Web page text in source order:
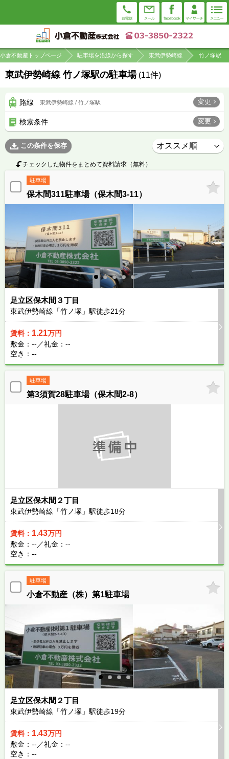
小倉不動産トップページ 駐車場を沿線から探す 東武伊勢崎線 竹ノ塚駅
東武伊勢崎線 竹ノ塚駅の駐車場 (11件)
路線 東武伊勢崎線 / 竹ノ塚駅 変更
検索条件 変更
この条件を保存
チェックした物件をまとめて資料請求（無料）
駐車場
保木間311駐車場（保木間3-11）
足立区保木間３丁目
東武伊勢崎線「竹ノ塚」駅徒歩21分
賃料： 1.21万円
敷金：--／礼金：--
空き：--
駐車場
第3須賀28駐車場（保木間2-8）
足立区保木間２丁目
東武伊勢崎線「竹ノ塚」駅徒歩18分
賃料： 1.43万円
敷金：--／礼金：--
空き：--
駐車場
小倉不動産（株）第1駐車場
足立区保木間２丁目
東武伊勢崎線「竹ノ塚」駅徒歩19分
賃料： 1.43万円
敷金：--／礼金：--
空き：--